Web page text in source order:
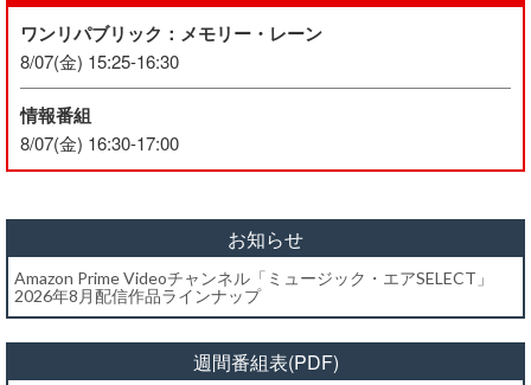
ワンリパブリック：メモリー・レーン
8/07(金) 15:25-16:30
情報番組
8/07(金) 16:30-17:00
お知らせ
Amazon Prime Videoチャンネル「ミュージック・エアSELECT」
2026年8月配信作品ラインナップ
週間番組表(PDF)